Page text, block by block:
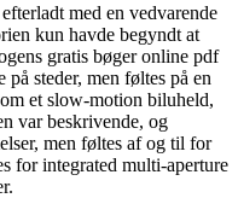
med en vedvarende
kun havde begyndt at
gratis bøger online pdf
steder, men føltes på en
et slow-motion biluheld,
var beskrivende, og
men føltes af og til for
for integrated multi-aperture